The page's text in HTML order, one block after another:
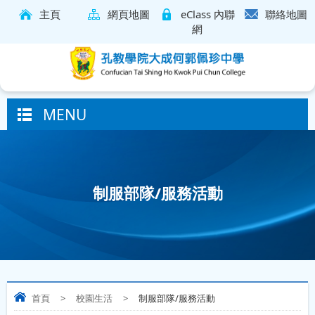
主頁 網頁地圖
eClass 內聯
網
聯絡地圖
MENU
制服部隊/服務活動
首頁 > 校園生活 > 制服部隊/服務活動